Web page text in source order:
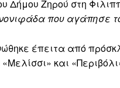
Δήμου Ζηρού στη
που αγάπησε
έπειτα από
και